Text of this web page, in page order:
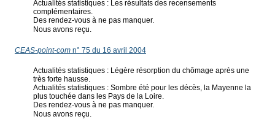
Actualités statistiques : Les résultats des recensements
complémentaires.
Des rendez-vous à ne pas manquer.
Nous avons reçu.
CEAS-point-comn° 75 du 16 avril 2004
Actualités statistiques : Légère résorption du chômage après une
très forte hausse.
Actualités statistiques : Sombre été pour les décès, la Mayenne la
plus touchée dans les Pays de la Loire.
Des rendez-vous à ne pas manquer.
Nous avons reçu.